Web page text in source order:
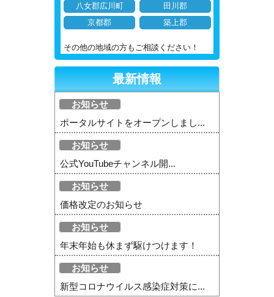
八女郡広川町
田川郡
京都郡
築上郡
その他の地域の方もご相談ください！
最新情報
お知らせ
ポータルサイトをオープンしまし...
お知らせ
公式YouTubeチャンネル開...
お知らせ
価格改定のお知らせ
お知らせ
年末年始も休まず駆けつけます！
お知らせ
新型コロナウイルス感染症対策に...